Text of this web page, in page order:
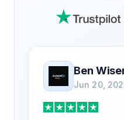
Ben
Jun 20,